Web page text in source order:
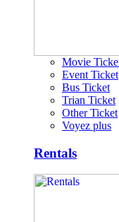
Movie
Event Ticket
Bus Ticket
Trian Ticket
Other Ticket
Voyez plus
Rentals